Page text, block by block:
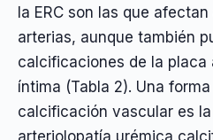
la ERC son las que
arterias, aunque también
calcificaciones de la placa
íntima (Tabla 2). Una
calcificación vascular es